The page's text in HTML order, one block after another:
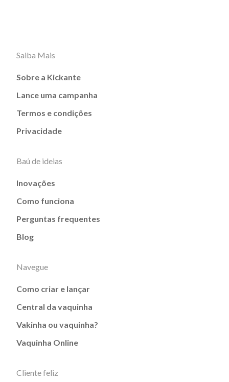
Saiba Mais
Sobre a Kickante
Lance uma campanha
Termos e condições
Privacidade
Baú de ideias
Inovações
Como funciona
Perguntas frequentes
Blog
Navegue
Como criar e lançar
Central da vaquinha
Vakinha ou vaquinha?
Vaquinha Online
Cliente feliz